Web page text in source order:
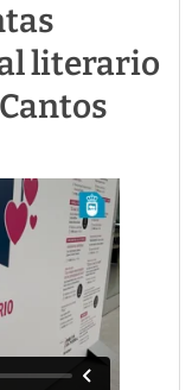
literario